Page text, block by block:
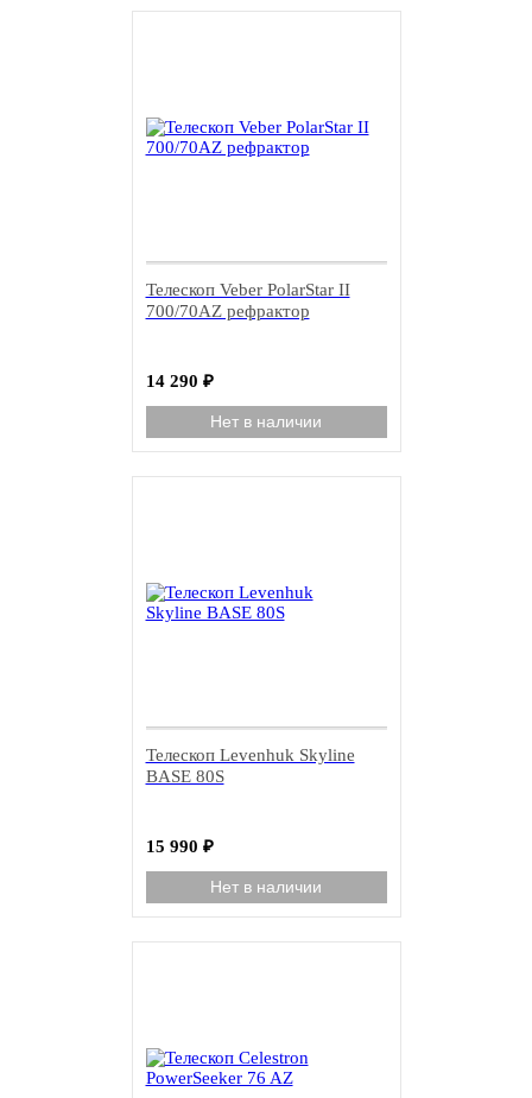
Телескоп Veber PolarStar II
700/70AZ рефрактор
14 290 ₽
Нет в наличии
Телескоп Levenhuk Skyline
BASE 80S
15 990 ₽
Нет в наличии